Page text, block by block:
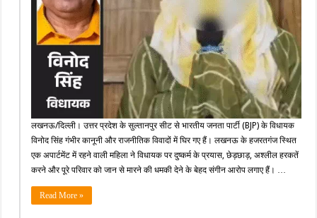
लखनऊ/दिल्ली। उत्तर प्रदेश के सुल्तानपुर सीट से भारतीय जनता पार्टी (BJP) के विधायक
विनोद सिंह गंभीर कानूनी और राजनीतिक विवादों में घिर गए हैं। लखनऊ के हजरतगंज स्थित
एक अपार्टमेंट में रहने वाली महिला ने विधायक पर दुष्कर्म के प्रयास, छेड़छाड़, अश्लील हरकतें
करने और पूरे परिवार को जान से मारने की धमकी देने के बेहद संगीन आरोप लगाए हैं। …
Read More »